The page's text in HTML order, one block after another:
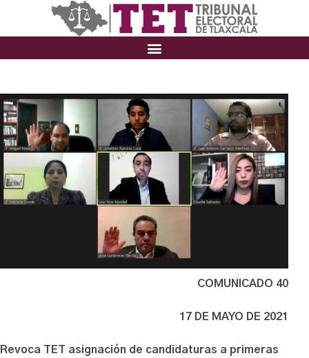
COMUNICADO 40
17 DE MAYO DE 2021
Revoca TET asignación de candidaturas a primeras